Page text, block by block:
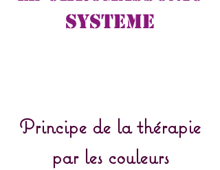
SYSTEME
Principe de la thérapie
par les couleurs